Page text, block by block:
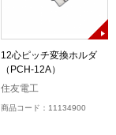
12心ピッチ変換ホルダ
（PCH-12A）
住友電工
商品コード：11134900